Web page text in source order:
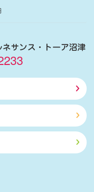
サンス・トーア沼津